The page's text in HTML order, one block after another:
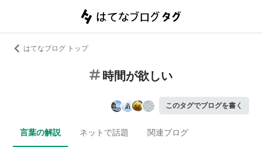
はてなブログ トップ
時間が欲しい
このタグでブログを書く
言葉の解説 ネットで話題 関連ブログ